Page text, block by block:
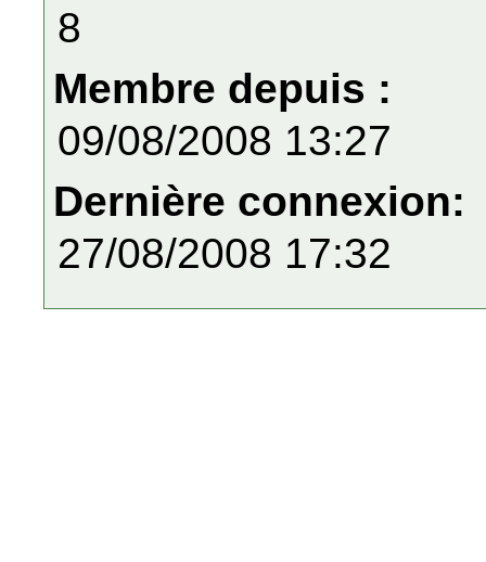
8
Membre depuis :
09/08/2008 13:27
Dernière connexion:
27/08/2008 17:32